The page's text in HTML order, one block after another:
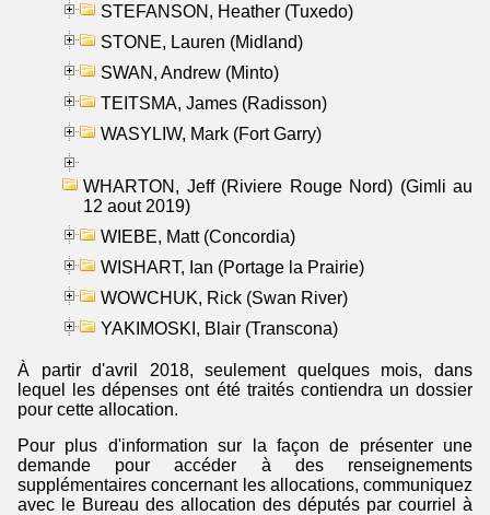
STEFANSON, Heather (Tuxedo)
STONE, Lauren (Midland)
SWAN, Andrew (Minto)
TEITSMA, James (Radisson)
WASYLIW, Mark (Fort Garry)
WHARTON, Jeff (Riviere Rouge Nord) (Gimli au
12 aout 2019)
WIEBE, Matt (Concordia)
WISHART, Ian (Portage la Prairie)
WOWCHUK, Rick (Swan River)
YAKIMOSKI, Blair (Transcona)
À partir d'avril 2018, seulement quelques mois, dans
lequel les dépenses ont été traités contiendra un dossier
pour cette allocation.
Pour plus d'information sur la façon de présenter une
demande pour accéder à des renseignements
supplémentaires concernant les allocations, communiquez
avec le Bureau des allocation des députés par courriel à